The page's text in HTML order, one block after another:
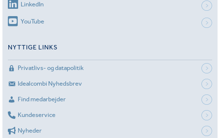
LinkedIn
YouTube
NYTTIGE LINKS
Privatlivs- og datapolitik
Idealcombi Nyhedsbrev
Find medarbejder
Kundeservice
Nyheder